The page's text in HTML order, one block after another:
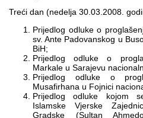
Treći dan (nedelja 30.03.2008.
Prijedlog odluke o
sv. Ante Padovanskog u
BiH;
Prijedlog odluke o
Markale u Sarajevu
Prijedlog odluke o
Musafirhana u Fojnici
Prijedlog odluke kojom
Islamske Vjerske
Gradske (Sultan